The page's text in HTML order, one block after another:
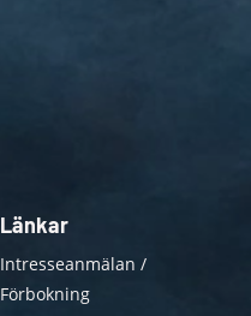
Länkar
Intresseanmälan /
Förbokning